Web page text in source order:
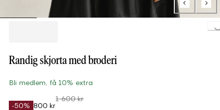
Randig skjorta med broderi
Bli medlem, få 10% extra
-50% 800 kr
1 600 kr